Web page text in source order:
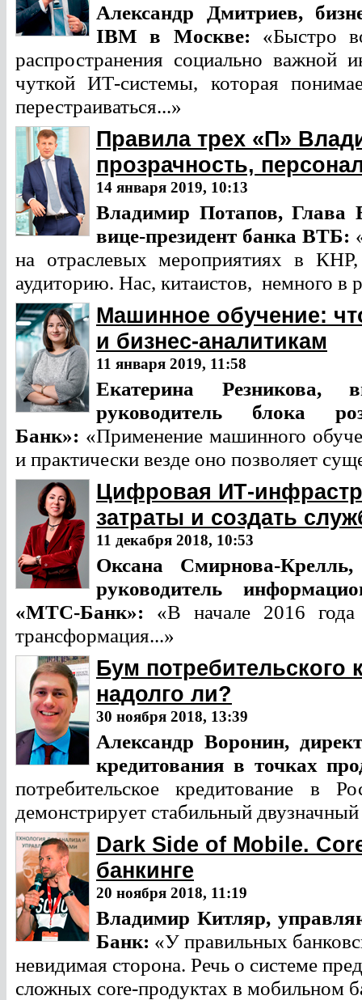
Александр Дмитриев,
IBM в Москве: «Быстро
распространения социально важной
чуткой ИТ-системы, которая
перестраиваться...»
Правила трех «П»
прозрачность,
14 января 2019, 10:13
Владимир Потапов, Глава
вице-президент банка ВТБ:
на отраслевых мероприятиях в
аудиторию. Нас, китаистов, немного в
Машинное обучение:
и бизнес-аналитикам
11 января 2019, 11:58
Екатерина Резникова,
руководитель блока
Банк»: «Применение машинного
и практически везде оно позволяет
Цифровая ИТ-
затраты и создать
11 декабря 2018, 10:53
Оксана Смирнова-
руководитель
«МТС-Банк»: «В начале 2016
трансформация...»
Бум потребительского
надолго ли?
30 ноября 2018, 13:39
Александр Воронин,
кредитования в точках
потребительское кредитование в
демонстрирует стабильный
Dark Side of Mobile.
банкинге
20 ноября 2018, 11:19
Владимир Китляр,
Банк: «У правильных
невидимая сторона. Речь о системе
сложных core-продуктах в мобильном